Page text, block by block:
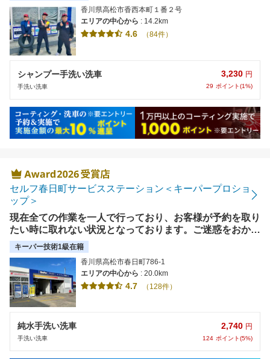
香川県高松市香西本町１番２号
エリアの中心から : 14.2km
4.6 （84件）
シャンプー手洗い洗車
手洗い洗車
3,230 円
29 ポイント(1%)
セルフ春日町サービスステーション＜キーパープロショ
ップ＞
現在全ての作業を一人で行っており、お客様が予約を取り
たい時に取れない状況となっております。ご迷惑をおかけ
して申し訳ございません。
キーパー技術1級在籍
香川県高松市春日町786-1
エリアの中心から : 20.0km
4.7 （128件）
純水手洗い洗車
手洗い洗車
2,740 円
124 ポイント(5%)